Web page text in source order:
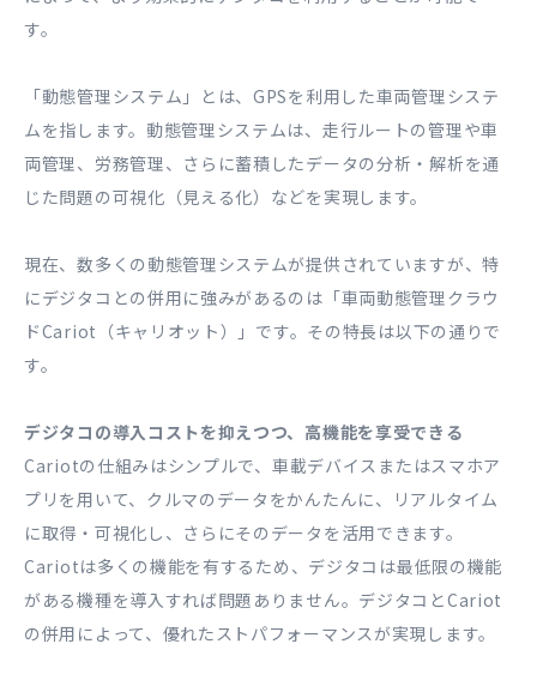
す。
「動態管理システム」とは、GPSを利用した車両管理システ
ムを指します。動態管理システムは、走行ルートの管理や車
両管理、労務管理、さらに蓄積したデータの分析・解析を通
じた問題の可視化（見える化）などを実現します。
現在、数多くの動態管理システムが提供されていますが、特
にデジタコとの併用に強みがあるのは「車両動態管理クラウ
ドCariot（キャリオット）」です。その特長は以下の通りで
す。
デジタコの導入コストを抑えつつ、高機能を享受できる
Cariotの仕組みはシンプルで、車載デバイスまたはスマホア
プリを用いて、クルマのデータをかんたんに、リアルタイム
に取得・可視化し、さらにそのデータを活用できます。
Cariotは多くの機能を有するため、デジタコは最低限の機能
がある機種を導入すれば問題ありません。デジタコとCariot
の併用によって、優れたストパフォーマンスが実現します。